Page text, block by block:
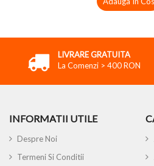
LIVRARE GRATUITA
La Comenzi > 400 RON
INFORMATII UTILE
Despre Noi
Termeni Si Conditii